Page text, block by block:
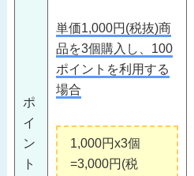
ポ
イ
ン
ト
単価1,000円(税抜)商
品を3個購入し、100
ポイントを利用する
場合
1,000円x3個
=3,000円(税